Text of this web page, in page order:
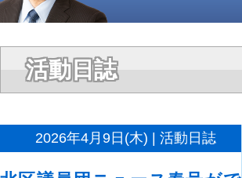
活動日誌
2026年4月9日(木) | 活動日誌